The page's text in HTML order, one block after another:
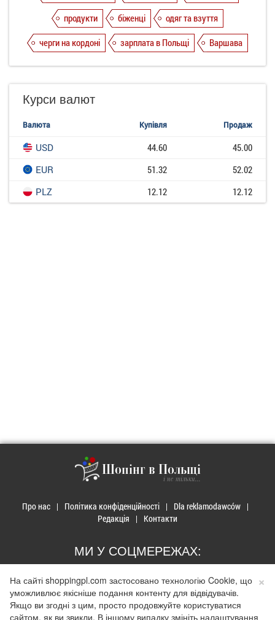
продукти
біженці
одяг та взуття
черги на кордоні
зарплата в Польщі Варшава
Курси валют
Валюта Купівля Продаж
USD 44.60
45.00
EUR
51.32
52.02
PLZ
12.12 12.12
Шопінг в Польщі
і не тільки...
Про нас Політика конфіденційності
Dla reklamodawców
Редакція
Контакти
МИ У СОЦМЕРЕЖАХ:
© 2026 Закупи в Польщі. Developed byRealnet.cf.Depositphotos
×
На сайті shoppingpl.com застосовано технологію Cookie, що
уможливлює якісніше подання контенту для відвідувачів.
Якщо ви згодні з цим, просто продовжуйте користуватися
сайтом, як ви звикли. В іншому випадку змініть налаштування